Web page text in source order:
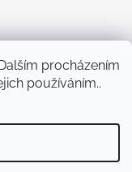
procházením
používáním..
YouTube